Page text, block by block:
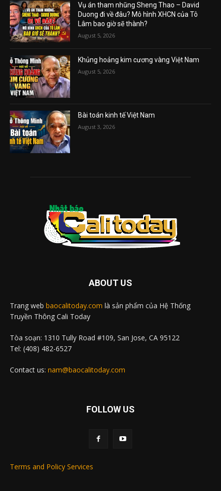
Vụ án tham nhũng Sheng Thao – David
Duong đi về đâu? Mô hình XHCN của Tô
Lâm bao giờ sẽ thành?
August 5, 2026
Khủng hoảng kim cương vàng Việt Nam
August 5, 2026
Bài toán kinh tế Việt Nam
August 3, 2026
ABOUT US
Trang web baocalitoday.com là sản phẩm của Hệ Thống
Truyền Thông Cali Today
Tòa soạn: 1310 Tully Road #109, San Jose, CA 95122
Tel: (408) 482-6527
Contact us: nam@baocalitoday.com
FOLLOW US
Terms and Policy Services